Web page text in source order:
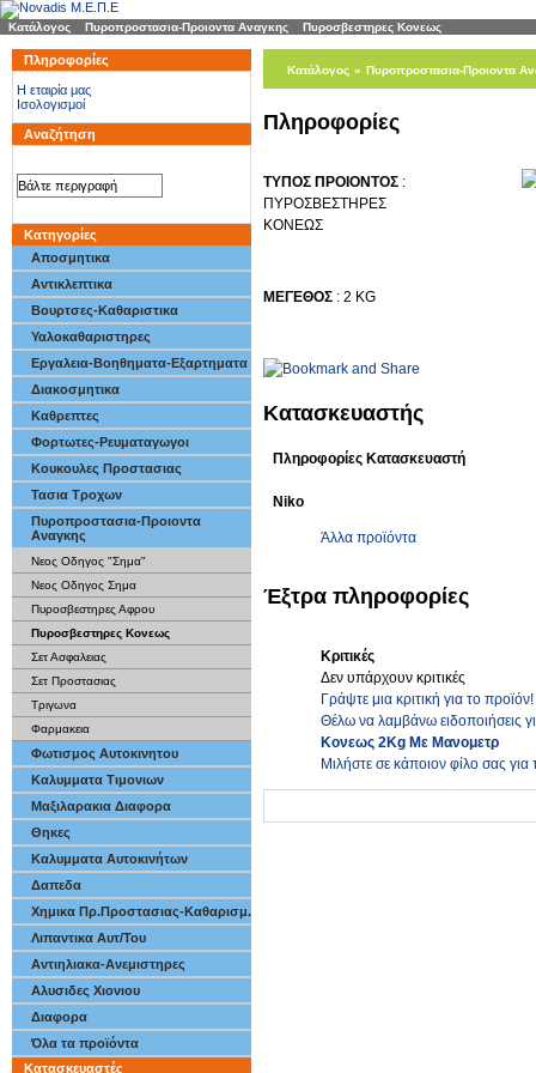
Κατάλογος Πυροπροστασια-Προιοντα Αναγκης Πυροσβεστηρες Κονεως
Πληροφορίες
H εταιρία μας
Ισολογισμοί
Αναζήτηση
Κατηγορίες
Αποσμητικα
Αντικλεπτικα
Βουρτσες-Καθαριστικα
Υαλοκαθαριστηρες
Εργαλεια-Βοηθηματα-Εξαρτηματα
Διακοσμητικα
Καθρεπτες
Φορτωτες-Ρευματαγωγοι
Κουκουλες Προστασιας
Τασια Τροχων
Πυροπροστασια-Προιοντα
Αναγκης
Νεος Οδηγος "Σημα"
Νεος Οδηγος Σημα
Πυροσβεστηρες Αφρου
Πυροσβεστηρες Κονεως
Σετ Ασφαλειας
Σετ Προστασιας
Τριγωνα
Φαρμακεια
Φωτισμος Αυτοκινητου
Καλυμματα Τιμονιων
Μαξιλαρακια Διαφορα
Θηκες
Καλυμματα Αυτοκινήτων
Δαπεδα
Χημικα Πρ.Προστασιας-Καθαρισμ.
Λιπαντικα Αυτ/Του
Αντιηλιακα-Ανεμιστηρες
Αλυσιδες Χιονιου
Διαφορα
Όλα τα προϊόντα
Κατασκευαστές
Κατάλογος » Πυροπροστασια-Προιοντα
[(Κωδ 00390)]
Πληροφορίες
ΤΥΠΟΣ ΠΡΟΙΟΝΤΟΣ :
ΠΥΡΟΣΒΕΣΤΗΡΕΣ
ΚΟΝΕΩΣ
ΜΕΓΕΘΟΣ : 2 KG
Κατασκευαστής
Πληροφορίες Κατασκευαστή
Niko
Άλλα προϊόντα
Έξτρα πληροφορίες
Κριτικές
Δεν υπάρχουν κριτικές
Γράψτε μια κριτική για το προϊόν!
Θέλω να λαμβάνω ειδοποιήσεις
Κονεως 2Kg Με Μανομετρ
Μιλήστε σε κάποιον φίλο σας για